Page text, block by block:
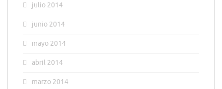
julio 2014
junio 2014
mayo 2014
abril 2014
marzo 2014